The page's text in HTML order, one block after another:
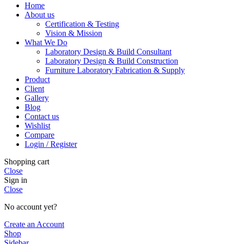
Home
About us
Certification & Testing
Vision & Mission
What We Do
Laboratory Design & Build Consultant
Laboratory Design & Build Construction
Furniture Laboratory Fabrication & Supply
Product
Client
Gallery
Blog
Contact us
Wishlist
Compare
Login / Register
Shopping cart
Close
Sign in
Close
No account yet?
Create an Account
Shop